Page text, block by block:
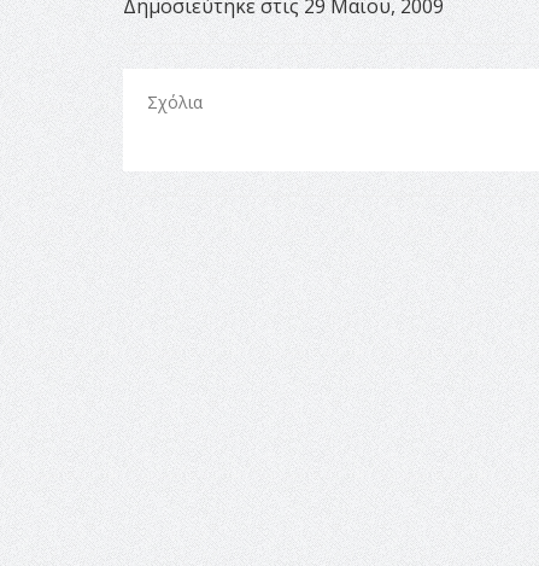
Δημοσιεύτηκε στις 29 Μαΐου, 2009
Σχόλια